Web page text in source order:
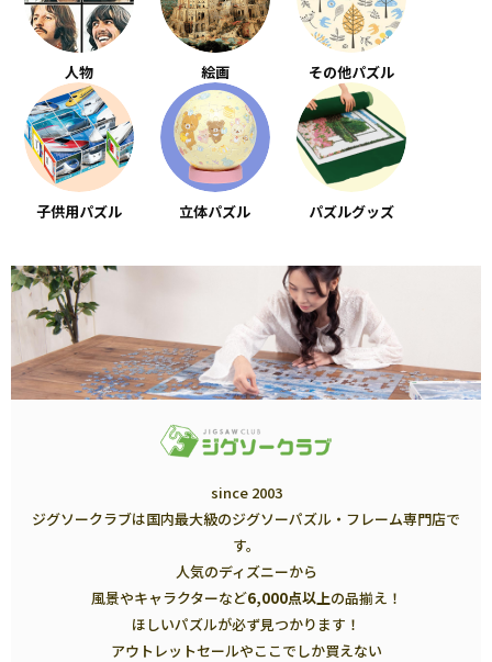
人物 絵画 その他パズル
子供用パズル 立体パズル パズルグッズ
since 2003
ジグソークラブは国内最大級のジグソーパズル・フレーム専門店で
す。
人気のディズニーから
風景やキャラクターなど6,000点以上の品揃え！
ほしいパズルが必ず見つかります！
アウトレットセールやここでしか買えない